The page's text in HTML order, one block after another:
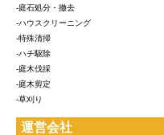
-庭石処分・撤去
-ハウスクリーニング
-特殊清掃
-ハチ駆除
-庭木伐採
-庭木剪定
-草刈り
運営会社